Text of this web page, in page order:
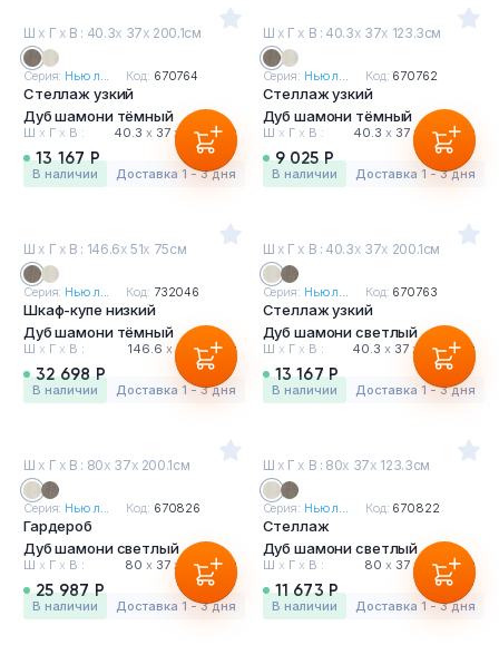
Ш х Г х В : 40.3х 37х 200.1см
Серия: Нью л... Код: 670764
Стеллаж узкий
Дуб шамони тёмный
Ш х Г х В : 40.3 х37 х 200.1 см
13 167 Р
в наличии Доставка 1 - 3 дня
Ш х Г х В : 40.3х 37х 123.3см
Серия: Нью л... Код: 670762
Стеллаж узкий
Дуб шамони тёмный
Ш х Г х В : 40.3 х 37 х 123.3 см
9 025 Р
в наличии Доставка 1 - 3 дня
Ш х Г х В : 146.6х 51х 75см
Серия: Нью л... Код: 732046
Шкаф-купе низкий
Дуб шамони тёмный
Ш х Г х В : 146.6 х51 х75 см
32 698 Р
в наличии Доставка 1 - 3 дня
Ш х Г х В : 40.3х 37х 200.1см
Серия: Нью л... Код: 670763
Стеллаж узкий
Дуб шамони светлый
Ш х Г х В : 40.3 х 37 х 200.1 см
13 167 Р
в наличии Доставка 1 - 3 дня
Ш х Г х В : 80х 37х 200.1см
Серия: Нью л... Код: 670826
Гардероб
Дуб шамони светлый
Ш х Г х В : 80 х37 х 200.1 см
25 987 Р
в наличии Доставка 1 - 3 дня
Ш х Г х В : 80х 37х 123.3см
Серия: Нью л... Код: 670822
Стеллаж
Дуб шамони светлый
Ш х Г х В : 80 х 37 х 123.3 см
11 673 Р
в наличии Доставка 1 - 3 дня